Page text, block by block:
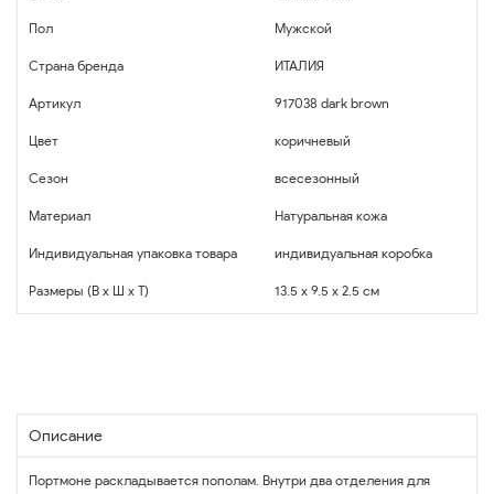
Пол Мужской
Страна бренда ИТАЛИЯ
Артикул 917038 dark brown
Цвет коричневый
Сезон всесезонный
Материал Натуральная кожа
Индивидуальная упаковка товара индивидуальная коробка
Размеры (В x Ш x Т) 13.5 x 9.5 x 2.5 см
Описание
Портмоне раскладывается пополам. Внутри два отделения для